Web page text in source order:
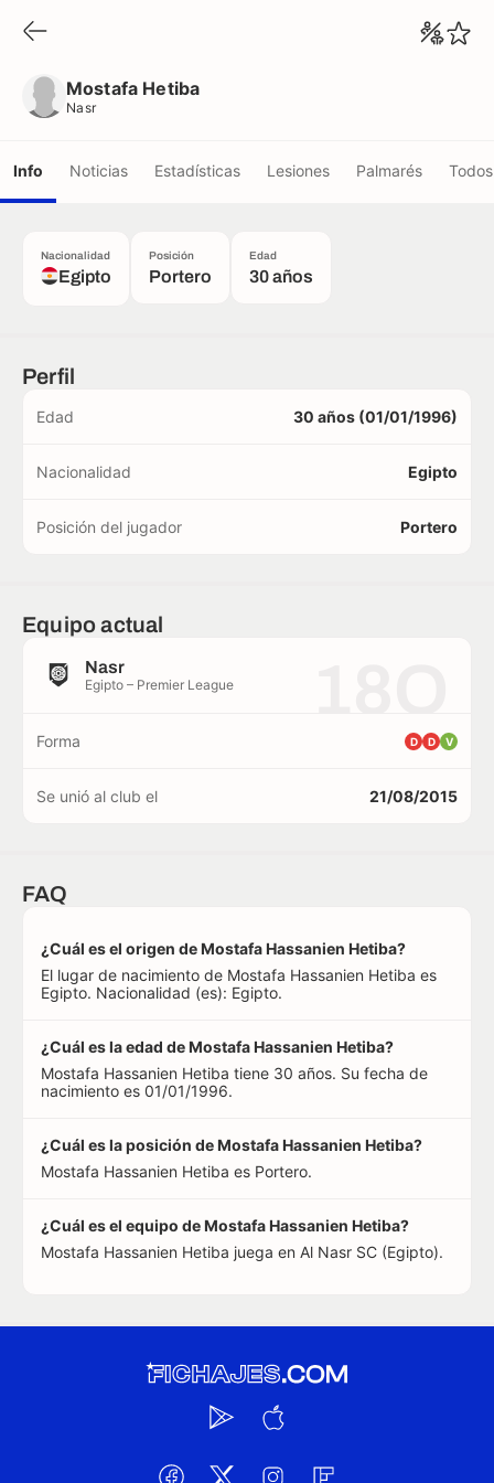
Mostafa Hetiba
Nasr
Info Noticias Estadísticas Lesiones Palmarés
Nacionalidad
Egipto
Posición
Portero
Edad
30 años
Perfil
Edad 30 años (01/01/1996)
Nacionalidad Egipto
Posición del jugador Portero
Equipo actual
Nasr
Egipto – Premier League
Forma D D V
Se unió al club el 21/08/2015
FAQ
¿Cuál es el origen de Mostafa Hassanien Hetiba?
El lugar de nacimiento de Mostafa Hassanien Hetiba es
Egipto. Nacionalidad (es): Egipto.
¿Cuál es la edad de Mostafa Hassanien Hetiba?
Mostafa Hassanien Hetiba tiene 30 años. Su fecha de
nacimiento es 01/01/1996.
¿Cuál es la posición de Mostafa Hassanien Hetiba?
Mostafa Hassanien Hetiba es Portero.
¿Cuál es el equipo de Mostafa Hassanien Hetiba?
Mostafa Hassanien Hetiba juega en Al Nasr SC (Egipto).